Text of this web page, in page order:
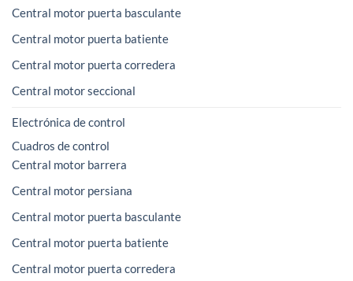
Central motor puerta basculante
Central motor puerta batiente
Central motor puerta corredera
Central motor seccional
Electrónica de control
Cuadros de control
Central motor barrera
Central motor persiana
Central motor puerta basculante
Central motor puerta batiente
Central motor puerta corredera